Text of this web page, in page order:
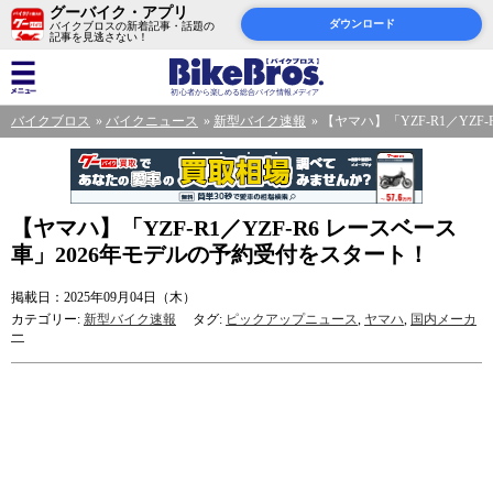
グーバイク・アプリ
バイクブロスの新着記事・話題の
記事を見逃さない！
ダウンロード
バイクブロス バイクニュース 新型バイク速報 【ヤマハ】「YZF-R1／
【ヤマハ】「YZF-R1／YZF-R6 レースベース
車」2026年モデルの予約受付をスタート！
掲載日：2025年09月04日（木）
カテゴリー: 新型バイク速報 タグ: ピックアップニュース, ヤマハ, 国内メーカ
ー